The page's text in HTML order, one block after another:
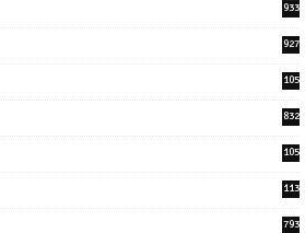
933
927
105
832
105
113
793